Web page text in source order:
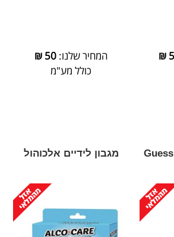
₪
המחיר שלנו: 50
₪
כולל מע"מ
מגבון לידיים אלכוהול